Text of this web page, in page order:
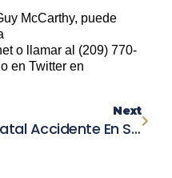
McCarthy, puede
o llamar al (209) 770-
en Twitter en
Next
Fatal Accidente En Santa Susana Pass Road: Conductor Pierde La Vida Tras Despiste Mortal